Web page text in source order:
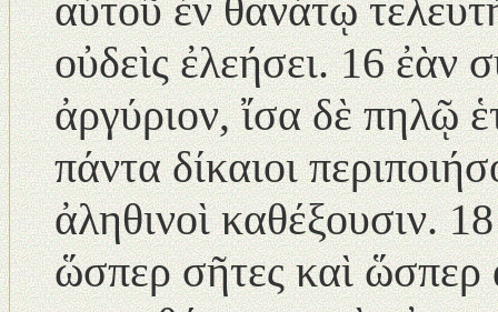
αὐτοῦ ἐν θανάτῳ
οὐδεὶς ἐλεήσει. 16 ἐὰν
ἀργύριον, ἴσα δὲ πηλῷ
πάντα δίκαιοι
ἀληθινοὶ καθέξουσιν.
ὥσπερ σῆτες καὶ ὥσπερ